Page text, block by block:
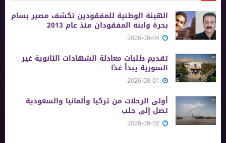
الهيئة الوطنية للمفقودين تكشف مصير بسام
بحرة وابنه المفقودان منذ عام 2013
تقديم طلبات معادلة الشهادات الثانوية ‏غير
السورية يبدأ غدًا
أولى الرحلات من ‏تركيا وألمانيا والسعودية
تصل إلى حلب